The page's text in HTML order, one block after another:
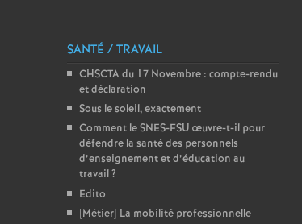
s
d
e
SANTÉ / TRAVAIL
CHSCTA du 17 Novembre : compte-rendu
et déclaration
Sous le soleil, exactement
Comment le SNES-FSU œuvre-t-il pour
défendre la santé des personnels
d’enseignement et d’éducation au
travail?
Edito
[Métier] La mobilité professionnelle